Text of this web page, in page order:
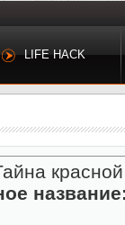
LIFE HACK